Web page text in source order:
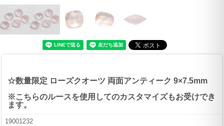
☆数量限定 ローズクオーツ 両面アンティーク 9×7.5mm
※こちらのルースを使用してのカスタマイズもお受けでき
ます。
19001232